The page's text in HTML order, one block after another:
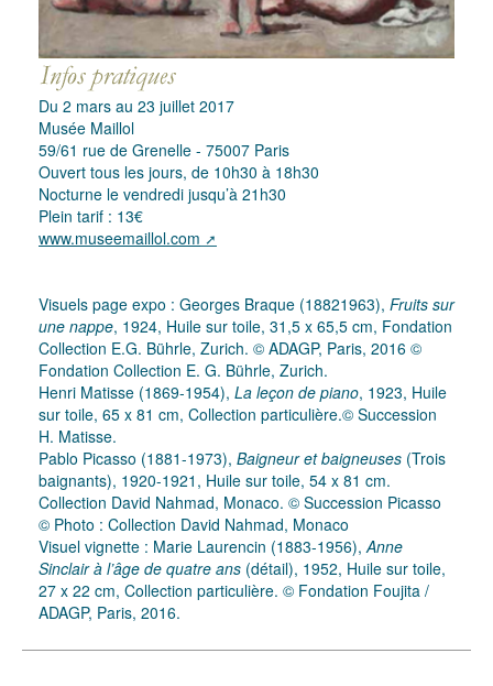
Du 2 mars au 23 juillet 2017
Musée Maillol
59/61 rue de Grenelle - 75007 Paris
Ouvert tous les jours, de 10h30 à 18h30
Nocturne le vendredi jusqu’à 21h30
Plein tarif : 13€
www.museemaillol.com
Visuels page expo : Georges Braque (18821963), Fruits sur
une nappe, 1924, Huile sur toile, 31,5 x 65,5 cm, Fondation
Collection E.G. Bührle, Zurich. © ADAGP, Paris, 2016 ©
Fondation Collection E. G. Bührle, Zurich.
Henri Matisse (1869-1954), La leçon de piano, 1923, Huile
sur toile, 65 x 81 cm, Collection particulière.© Succession
H. Matisse.
Pablo Picasso (1881-1973), Baigneur et baigneuses (Trois
baignants), 1920-1921, Huile sur toile, 54 x 81 cm.
Collection David Nahmad, Monaco. © Succession Picasso
© Photo : Collection David Nahmad, Monaco
Visuel vignette : Marie Laurencin (1883-1956), Anne
Sinclair à l’âge de quatre ans (détail), 1952, Huile sur toile,
27 x 22 cm, Collection particulière. © Fondation Foujita /
ADAGP, Paris, 2016.